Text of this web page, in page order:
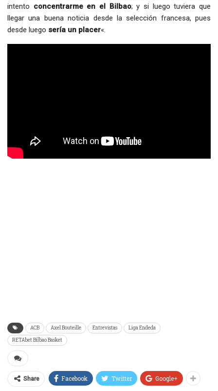
intento concentrarme en el Bilbao; y si luego tuviera que
llegar una buena noticia desde la selección francesa, pues
desde luego sería un placer«.
ACB Axel Bouteille Entrevistas
Liga Endeda
RETAbet Bilbao Basket
Share Facebook Twitter Google+